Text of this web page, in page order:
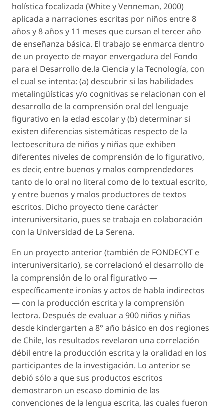
holística focalizada (White y Venneman, 2000)
aplicada a narraciones escritas por niños entre 8
años y 8 años y 11 meses que cursan el tercer año
de enseñanza básica. El trabajo se enmarca dentro
de un proyecto de mayor envergadura del Fondo
para el Desarrollo de.la Ciencia y la Tecnología, con
el cual se intenta: (a) descubrir si las habilidades
metalingüísticas y/o cognitivas se relacionan con el
desarrollo de la comprensión oral del lenguaje
figurativo en la edad escolar y (b) determinar si
existen diferencias sistemáticas respecto de la
lectoescritura de niños y niñas que exhiben
diferentes niveles de comprensión de lo figurativo,
es decir, entre buenos y malos comprendedores
tanto de lo oral no literal como de lo textual escrito,
y entre buenos y malos productores de textos
escritos. Dicho proyecto tiene carácter
interuniversitario, pues se trabaja en colaboración
con la Universidad de La Serena.
En un proyecto anterior (también de FONDECYT e
interuniversitario), se correlacionó el desarrollo de
la comprensión de lo oral figurativo —
específicamente ironías y actos de habla indirectos
— con la producción escrita y la comprensión
lectora. Después de evaluar a 900 niños y niñas
desde kindergarten a 8° año básico en dos regiones
de Chile, los resultados revelaron una correlación
débil entre la producción escrita y la oralidad en los
participantes de la investigación. Lo anterior se
debió sólo a que sus productos escritos
demostraron un escaso dominio de las
convenciones de la lengua escrita, las cuales fueron